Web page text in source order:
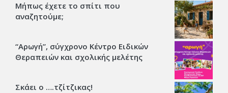
Μήπως έχετε το σπίτι που
αναζητούμε;
“Αρωγή”, σύγχρονο Κέντρο Ειδικών
Θεραπειών και σχολικής μελέτης
Σκάει ο ….τζίτζικας!